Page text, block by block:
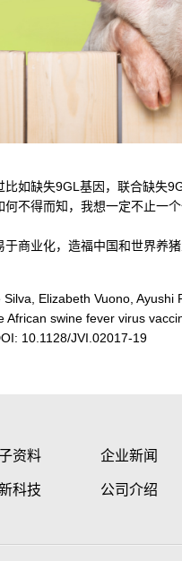
如缺失9GL基因，联合缺
不得而知，我想一定不止一个
商业化，造福中国和世界养
Elizabeth Vuono,
African swine fever virus
10.1128/JVI.02017-19
资料 企业新闻
科技 公司介绍